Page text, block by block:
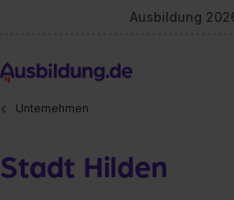
Ausbildung
Unternehmen
Stadt Hilden